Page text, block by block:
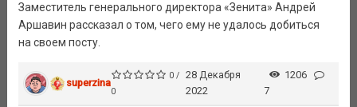
Заместитель генерального директора «Зенита» Андрей
Аршавин рассказал о том, чего ему не удалось добиться
на своем посту.
superzina
0 /
0
28 Декабря
2022
1206
7